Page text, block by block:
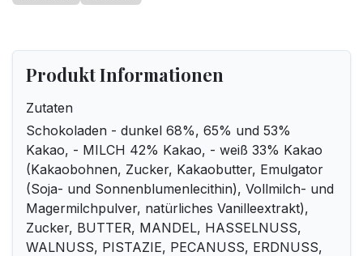
Produkt Informationen
Zutaten
Schokoladen - dunkel 68%, 65% und 53%
Kakao, - MILCH 42% Kakao, - weiß 33% Kakao
(Kakaobohnen, Zucker, Kakaobutter, Emulgator
(Soja- und Sonnenblumenlecithin), Vollmilch- und
Magermilchpulver, natürliches Vanilleextrakt),
Zucker, BUTTER, MANDEL, HASSELNUSS,
WALNUSS, PISTAZIE, PECANUSS, ERDNUSS,